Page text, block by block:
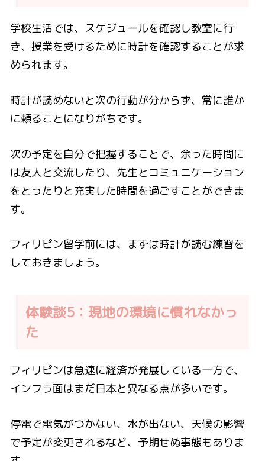
学校生活では、スケジュールを確認し教室に行
き、授業を受けるために時計を確認することが求
められます。
時計が読めないと次の行動が分からず、常に誰か
に頼ることになりがちです。
次の予定を自分で把握することで、余った時間に
は友人と交流したり、先生とコミュニケーション
をとったりと充実した時間を過ごすことができま
す。
フィリピン留学前には、まずは時計が読む練習を
しておきましょう。
体験談5：現地の環境に慣れなかっ
た
フィリピンは急速に経済が発展している一方で、
インフラ面はまだ日本と異なる点が多いです。
停電で電気がつかない、水が出ない、天候の影響
で予定が変更されるなど、予期せぬ事態もありま